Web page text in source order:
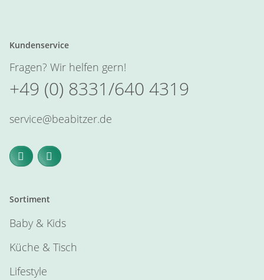
Kundenservice
Fragen? Wir helfen gern!
+49 (0) 8331/640 4319
service@beabitzer.de
Sortiment
Baby & Kids
Küche & Tisch
Lifestyle